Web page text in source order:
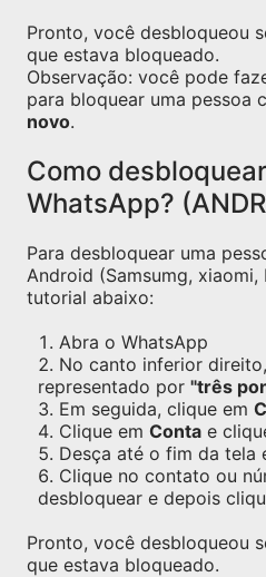
Pronto, você desbloqueou
que estava bloqueado.
Observação: você pode
para bloquear uma pessoa
novo.
Como
WhatsApp?
Para desbloquear uma
Android (Samsumg,
tutorial abaixo:
Abra o WhatsApp
No canto inferior
representado por "três
Em seguida, clique em
Clique em Conta e
Desça até o fim da tela
Clique no contato ou
desbloquear e depois
Pronto, você desbloqueou
que estava bloqueado.